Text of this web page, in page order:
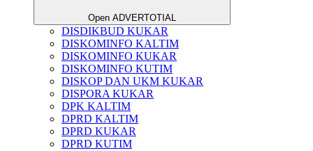
Open ADVERTOTIAL
DISDIKBUD KUKAR
DISKOMINFO KALTIM
DISKOMINFO KUKAR
DISKOMINFO KUTIM
DISKOP DAN UKM KUKAR
DISPORA KUKAR
DPK KALTIM
DPRD KALTIM
DPRD KUKAR
DPRD KUTIM